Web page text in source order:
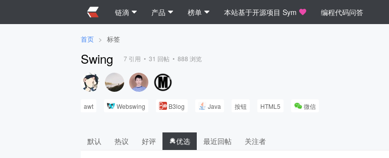
链滴 产品 榜单 本站基于开源项目 Sym 编程代码问答
首页 > 标签
Swing 7 引用 • 31 回帖 • 888 浏览
awt Webswing B3log Java 按钮 HTML5 微信
默认 热议 好评 优选 最近回帖 关注者